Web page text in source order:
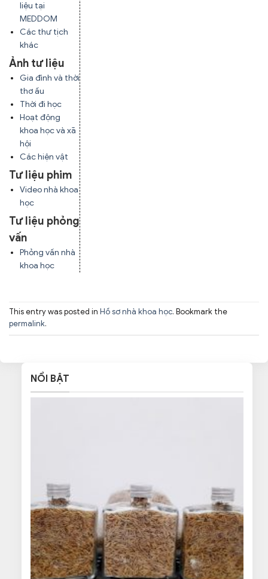
liệu tại
MEDDOM
Các thư tịch
khác
Ảnh tư liệu
Gia đình và thời
thơ ấu
Thời đi học
Hoạt động
khoa học và xã
hội
Các hiện vật
Tư liệu phim
Video nhà khoa
học
Tư liệu phỏng
vấn
Phỏng vấn nhà
khoa học
This entry was posted in Hồ sơ nhà khoa học. Bookmark the
permalink.
NỔI BẬT